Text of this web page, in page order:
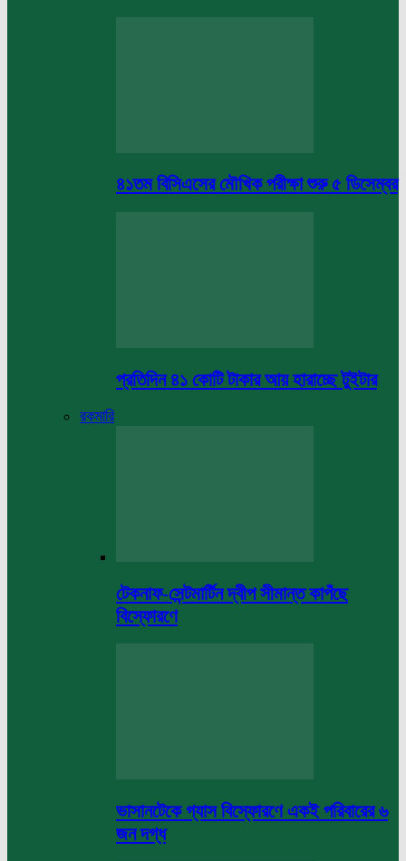
৪১তম বিসিএসের মৌখিক পরীক্ষা শুরু ৫ ডিসেম্বর
প্রতিদিন ৪১ কোটি টাকার আয় হারাচ্ছে টুইটার
রকমারি
টেকনাফ-সেন্টমার্টিন দ্বীপ সীমান্ত কাপঁছে
বিস্ফোরণে
ভাসানটেকে গ্যাস বিস্ফোরণে একই পরিবারের ৬
জন দগ্ধ